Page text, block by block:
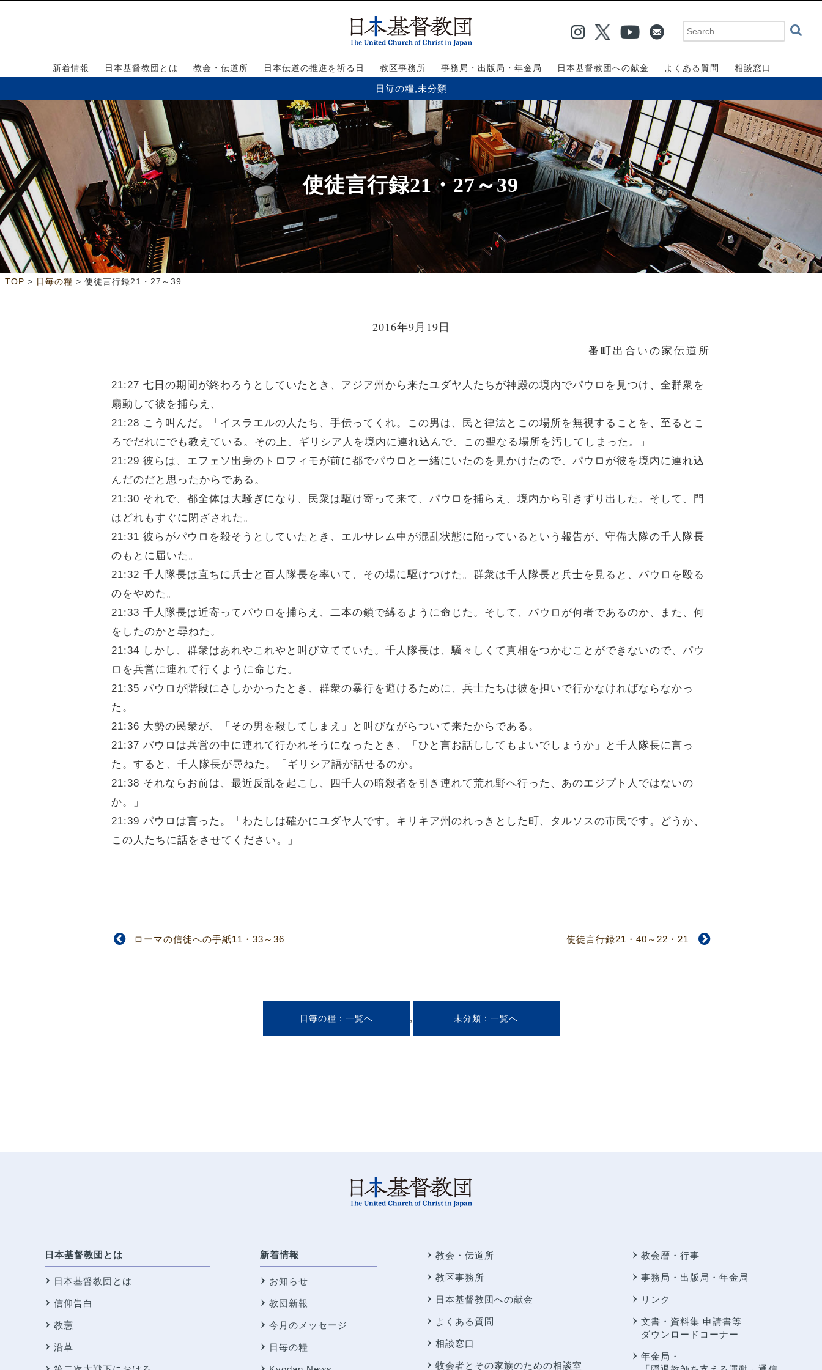
新着情報 日本基督教団とは 教会・伝道所 日本伝道の推進を祈る日 教区事務所 事務局・出版局・年金局 日本基督教団への献金 よくある質問 相談窓口
日毎の糧,未分類
使徒言行録21・27～39
TOP > 日毎の糧 > 使徒言行録21・27～39
2016年9月19日
番町出合いの家伝道所
21:27 七日の期間が終わろうとしていたとき、アジア州から来たユダヤ人たちが神殿の境内でパウロを見つけ、全群衆を
扇動して彼を捕らえ、
21:28 こう叫んだ。「イスラエルの人たち、手伝ってくれ。この男は、民と律法とこの場所を無視することを、至るとこ
ろでだれにでも教えている。その上、ギリシア人を境内に連れ込んで、この聖なる場所を汚してしまった。」
21:29 彼らは、エフェソ出身のトロフィモが前に都でパウロと一緒にいたのを見かけたので、パウロが彼を境内に連れ込
んだのだと思ったからである。
21:30 それで、都全体は大騒ぎになり、民衆は駆け寄って来て、パウロを捕らえ、境内から引きずり出した。そして、門
はどれもすぐに閉ざされた。
21:31 彼らがパウロを殺そうとしていたとき、エルサレム中が混乱状態に陥っているという報告が、守備大隊の千人隊長
のもとに届いた。
21:32 千人隊長は直ちに兵士と百人隊長を率いて、その場に駆けつけた。群衆は千人隊長と兵士を見ると、パウロを殴る
のをやめた。
21:33 千人隊長は近寄ってパウロを捕らえ、二本の鎖で縛るように命じた。そして、パウロが何者であるのか、また、何
をしたのかと尋ねた。
21:34 しかし、群衆はあれやこれやと叫び立てていた。千人隊長は、騒々しくて真相をつかむことができないので、パウ
ロを兵営に連れて行くように命じた。
21:35 パウロが階段にさしかかったとき、群衆の暴行を避けるために、兵士たちは彼を担いで行かなければならなかっ
た。
21:36 大勢の民衆が、「その男を殺してしまえ」と叫びながらついて来たからである。
21:37 パウロは兵営の中に連れて行かれそうになったとき、「ひと言お話ししてもよいでしょうか」と千人隊長に言っ
た。すると、千人隊長が尋ねた。「ギリシア語が話せるのか。
21:38 それならお前は、最近反乱を起こし、四千人の暗殺者を引き連れて荒れ野へ行った、あのエジプト人ではないの
か。」
21:39 パウロは言った。「わたしは確かにユダヤ人です。キリキア州のれっきとした町、タルソスの市民です。どうか、
この人たちに話をさせてください。」
ローマの信徒への手紙11・33～36 使徒言行録21・40～22・21
日毎の糧 , 未分類
日本基督教団とは
日本基督教団とは
信仰告白
教憲
沿革
新着情報
お知らせ
教団新報
今月のメッセージ
日毎の糧
教会・伝道所
教区事務所
日本基督教団への献金
よくある質問
相談窓口
牧会者とその家族のための相談室
教会暦・行事
事務局・出版局・年金局
リンク
文書・資料集 申請書等
ダウンロードコーナー
年金局・